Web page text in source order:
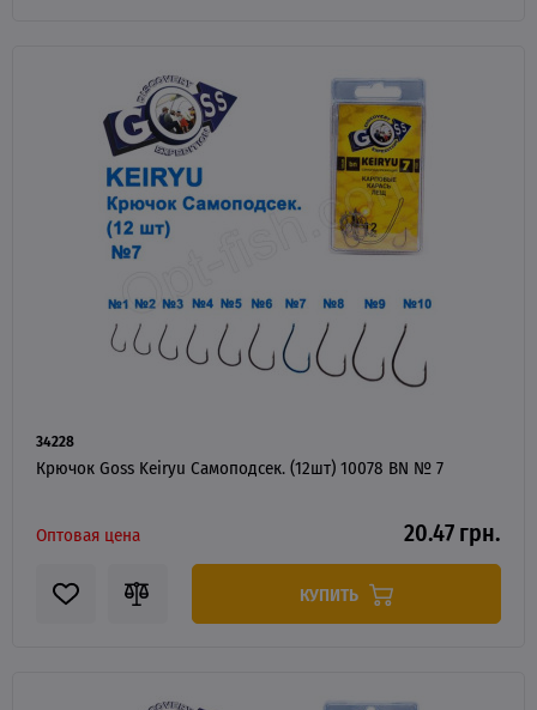
34228
Крючок Goss Keiryu Самоподсек. (12шт) 10078 BN № 7
Оптовая цена 20.47 грн.
КУПИТЬ